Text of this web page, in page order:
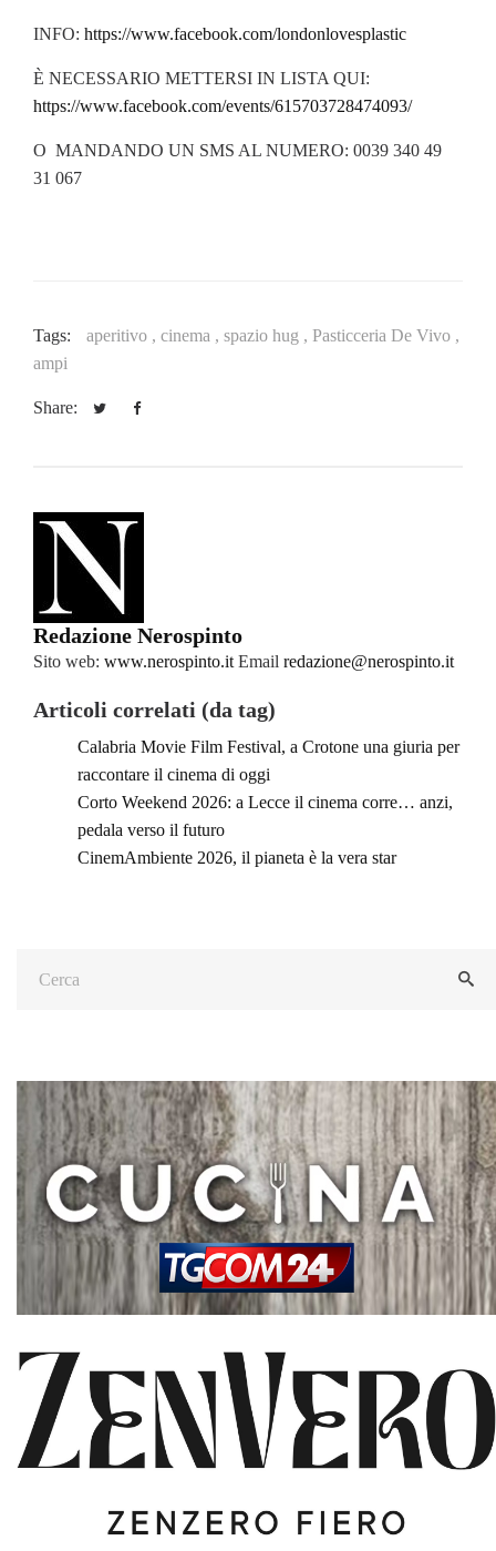
INFO: https://www.facebook.com/londonlovesplastic
È NECESSARIO METTERSI IN LISTA QUI:
https://www.facebook.com/events/615703728474093/
O MANDANDO UN SMS AL NUMERO: 0039 340 49
31 067
Tags: aperitivo , cinema , spazio hug , Pasticceria De Vivo ,
ampi
Share:
Redazione Nerospinto
Sito web: www.nerospinto.it Email redazione@nerospinto.it
Articoli correlati (da tag)
Calabria Movie Film Festival, a Crotone una giuria per
raccontare il cinema di oggi
Corto Weekend 2026: a Lecce il cinema corre… anzi,
pedala verso il futuro
CinemAmbiente 2026, il pianeta è la vera star